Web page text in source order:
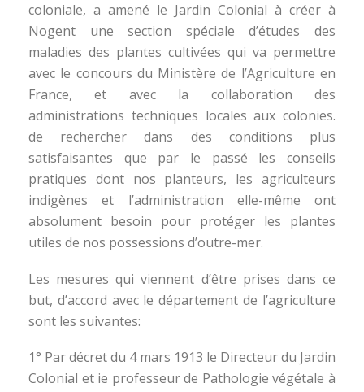
coloniale, a amené le Jardin Colonial à créer à
Nogent une section spéciale d’études des
maladies des plantes cultivées qui va permettre
avec le concours du Ministère de l’Agriculture en
France, et avec la collaboration des
administrations techniques locales aux colonies.
de rechercher dans des conditions plus
satisfaisantes que par le passé les conseils
pratiques dont nos planteurs, les agriculteurs
indigènes et l’administration elle-même ont
absolument besoin pour protéger les plantes
utiles de nos possessions d’outre-mer.
Les mesures qui viennent d’être prises dans ce
but, d’accord avec le département de l’agriculture
sont les suivantes:
1° Par décret du 4 mars 1913 le Directeur du Jardin
Colonial et ie professeur de Pathologie végétale à